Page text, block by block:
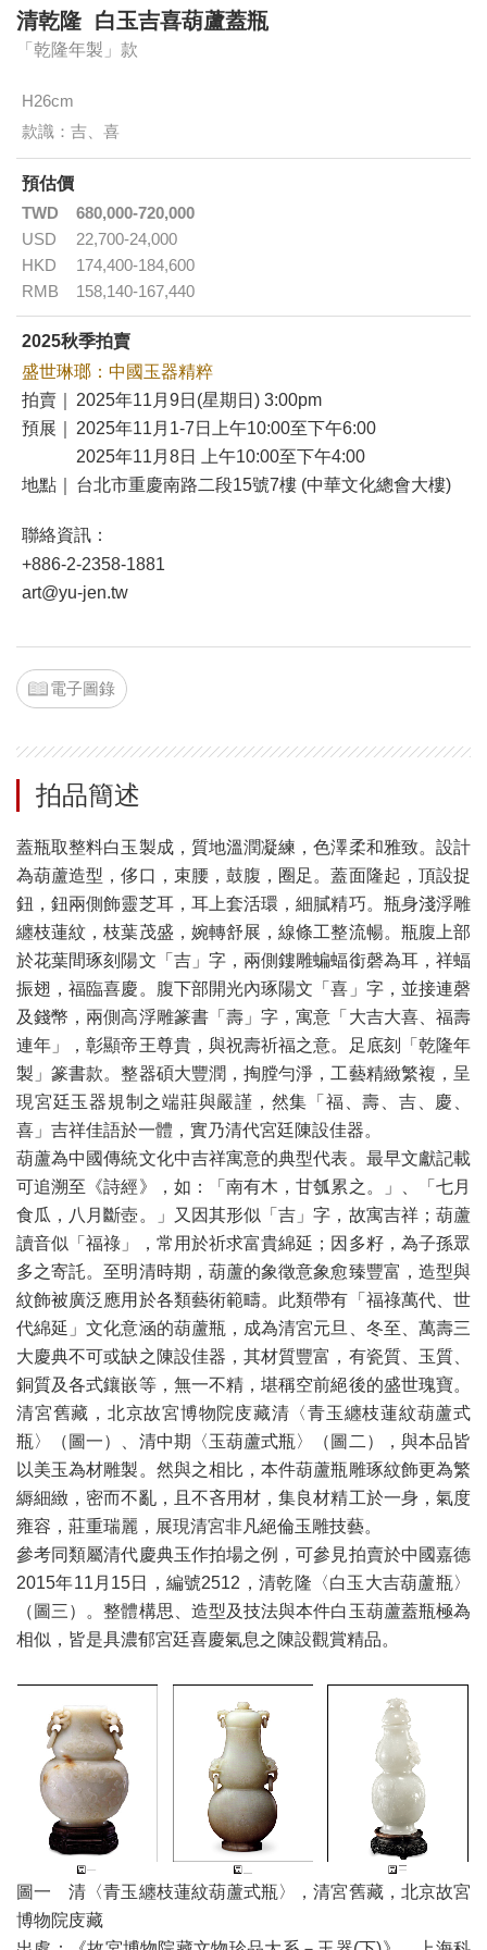
清乾隆 白玉吉喜葫蘆蓋瓶
「乾隆年製」款
H26cm
款識：吉、喜
預估價
TWD
680,000-720,000
USD
22,700-24,000
HKD
174,400-184,600
RMB
158,140-167,440
2025秋季拍賣
盛世琳瑯：中國玉器精粹
拍賣｜
2025年11月9日(星期日) 3:00pm
預展｜
2025年11月1-7日上午10:00至下午6:00
2025年11月8日 上午10:00至下午4:00
地點｜
台北市重慶南路二段15號7樓 (中華文化總會大樓)
聯絡資訊：
+886-2-2358-1881
art@yu-jen.tw
電子圖錄
拍品簡述
蓋瓶取整料白玉製成，質地溫潤凝練，色澤柔和雅致。設計
為葫蘆造型，侈口，束腰，鼓腹，圈足。蓋面隆起，頂設捉
鈕，鈕兩側飾靈芝耳，耳上套活環，細膩精巧。瓶身淺浮雕
纏枝蓮紋，枝葉茂盛，婉轉舒展，線條工整流暢。瓶腹上部
於花葉間琢刻陽文「吉」字，兩側鏤雕蝙蝠銜磬為耳，祥蝠
振翅，福臨喜慶。腹下部開光內琢陽文「喜」字，並接連磬
及錢幣，兩側高浮雕篆書「壽」字，寓意「大吉大喜、福壽
連年」，彰顯帝王尊貴，與祝壽祈福之意。足底刻「乾隆年
製」篆書款。整器碩大豐潤，掏膛勻淨，工藝精緻繁複，呈
現宮廷玉器規制之端莊與嚴謹，然集「福、壽、吉、慶、
喜」吉祥佳語於一體，實乃清代宮廷陳設佳器。
葫蘆為中國傳統文化中吉祥寓意的典型代表。最早文獻記載
可追溯至《詩經》，如：「南有木，甘瓠累之。」、「七月
食瓜，八月斷壺。」又因其形似「吉」字，故寓吉祥；葫蘆
讀音似「福祿」，常用於祈求富貴綿延；因多籽，為子孫眾
多之寄託。至明清時期，葫蘆的象徵意象愈臻豐富，造型與
紋飾被廣泛應用於各類藝術範疇。此類帶有「福祿萬代、世
代綿延」文化意涵的葫蘆瓶，成為清宮元旦、冬至、萬壽三
大慶典不可或缺之陳設佳器，其材質豐富，有瓷質、玉質、
銅質及各式鑲嵌等，無一不精，堪稱空前絕後的盛世瑰寶。
清宮舊藏，北京故宮博物院庋藏清〈青玉纏枝蓮紋葫蘆式
瓶〉（圖一）、清中期〈玉葫蘆式瓶〉（圖二），與本品皆
以美玉為材雕製。然與之相比，本件葫蘆瓶雕琢紋飾更為繁
縟細緻，密而不亂，且不吝用材，集良材精工於一身，氣度
雍容，莊重瑞麗，展現清宮非凡絕倫玉雕技藝。
參考同類屬清代慶典玉作拍場之例，可參見拍賣於中國嘉德
2015年11月15日，編號2512，清乾隆〈白玉大吉葫蘆瓶〉
（圖三）。整體構思、造型及技法與本件白玉葫蘆蓋瓶極為
相似，皆是具濃郁宮廷喜慶氣息之陳設觀賞精品。
圖一 清〈青玉纏枝蓮紋葫蘆式瓶〉，清宮舊藏，北京故宮
博物院庋藏